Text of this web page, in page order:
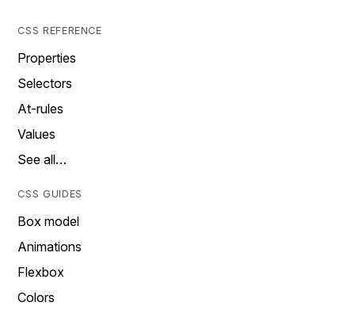
CSS REFERENCE
Properties
Selectors
At-rules
Values
See all…
CSS GUIDES
Box model
Animations
Flexbox
Colors